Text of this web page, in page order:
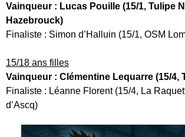
Vainqueur : Lucas Pouille (15/1, Tulipe
Hazebrouck)
Finaliste : Simon d’Halluin (15/1, OSM
15/18 ans filles
Vainqueur : Clémentine Lequarre (15/4,
Finaliste : Léanne Florent (15/4, La
d’Ascq)